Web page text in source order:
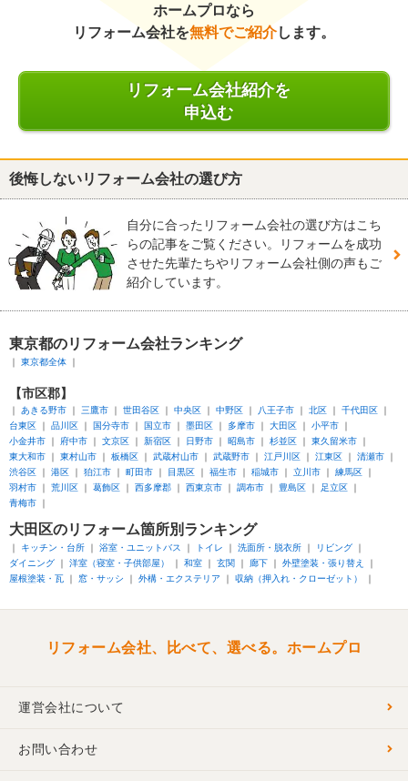
ホームプロなら
リフォーム会社を無料でご紹介します。
リフォーム会社紹介を
申込む
後悔しないリフォーム会社の選び方
自分に合ったリフォーム会社の選び方はこち
らの記事をご覧ください。リフォームを成功
させた先輩たちやリフォーム会社側の声もご
紹介しています。
東京都のリフォーム会社ランキング
東京都全体
【市区郡】
あきる野市 三鷹市 世田谷区 中央区 中野区 八王子市 北区
千代田区
台東区
品川区 国分寺市 国立市 墨田区 多摩市 大田区
小平市
小金井市
府中市 文京区 新宿区 日野市 昭島市 杉並区
東久留米市
東大和市
東村山市 板橋区 武蔵村山市 武蔵野市 江戸川区 江東区
清瀬市
渋谷区
港区 狛江市 町田市 目黒区 福生市 稲城市 立川市
練馬区
羽村市
荒川区 葛飾区 西多摩郡 西東京市 調布市 豊島区
足立区
青梅市
大田区のリフォーム箇所別ランキング
キッチン・台所 浴室・ユニットバス トイレ 洗面所・脱衣所
リビング
ダイニング
洋室（寝室・子供部屋） 和室 玄関 廊下
外壁塗装・張り替え
屋根塗装・瓦
窓・サッシ 外構・エクステリア 収納（押入れ・クローゼット）
リフォーム会社、比べて、選べる。ホームプロ
運営会社について
お問い合わせ